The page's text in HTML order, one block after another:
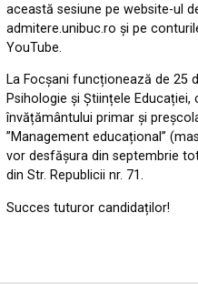
această sesiune pe website-ul
admitere.unibuc.ro și pe
YouTube.
La Focșani funcționează de 25
Psihologie și Științele Educației,
învățământului primar și
”Management educațional”
vor desfășura din septembrie
din Str. Republicii nr. 71.
Succes tuturor candidaților!